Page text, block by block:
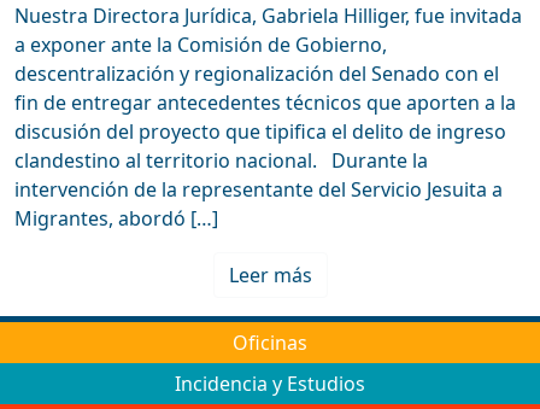
Nuestra Directora Jurídica, Gabriela Hilliger, fue invitada
a exponer ante la Comisión de Gobierno,
descentralización y regionalización del Senado con el
fin de entregar antecedentes técnicos que aporten a la
discusión del proyecto que tipifica el delito de ingreso
clandestino al territorio nacional. Durante la
intervención de la representante del Servicio Jesuita a
Migrantes, abordó […]
Leer más
Oficinas
Incidencia y Estudios